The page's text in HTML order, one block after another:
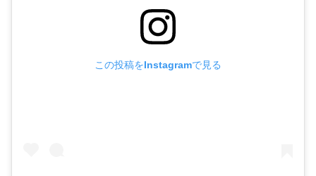
この投稿をInstagramで見る